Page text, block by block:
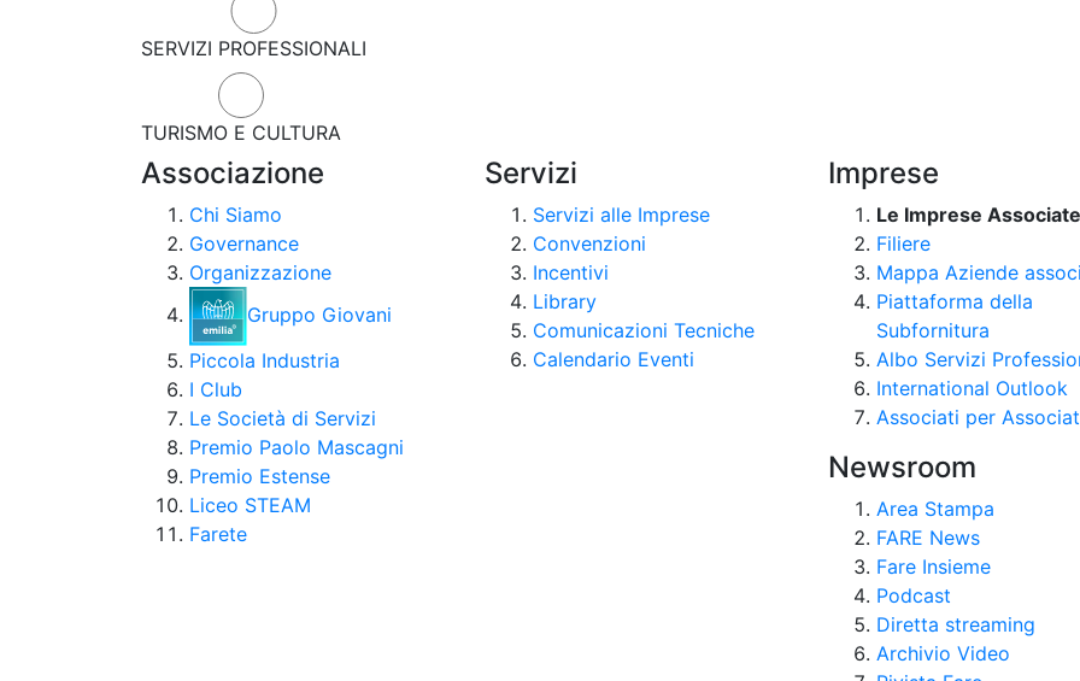
SERVIZI PROFESSIONALI
TURISMO E CULTURA
Associazione
Chi Siamo
Governance
Organizzazione
Gruppo Giovani
Piccola Industria
I Club
Le Società di Servizi
Premio Paolo Mascagni
Premio Estense
Liceo STEAM
Farete
Servizi
Servizi alle Imprese
Convenzioni
Incentivi
Library
Comunicazioni Tecniche
Calendario Eventi
Imprese
Le Imprese Associate
Filiere
Mappa Aziende
Piattaforma della
Subfornitura
Albo Servizi
International Outlook
Associati per
Newsroom
Area Stampa
FARE News
Fare Insieme
Podcast
Diretta streaming
Archivio Video